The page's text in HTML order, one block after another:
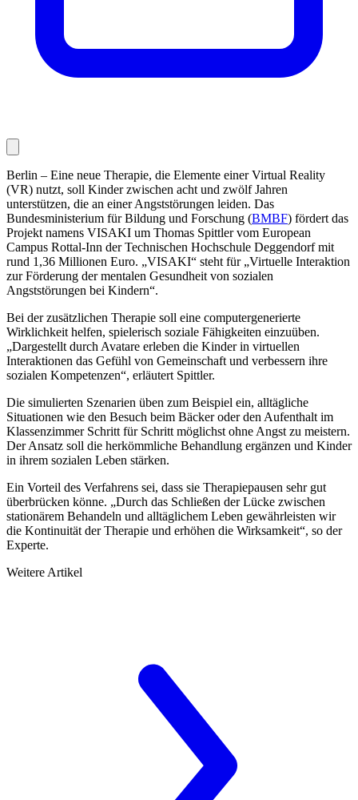
Berlin – Eine neue Therapie, die Elemente einer Virtual Reality
(VR) nutzt, soll Kinder zwischen acht und zwölf Jahren
unterstützen, die an einer Angststörungen leiden. Das
Bundesministerium für Bildung und Forschung (BMBF) fördert das
Projekt namens VISAKI um Thomas Spittler vom European
Campus Rottal-Inn der Technischen Hochschule Deggendorf mit
rund 1,36 Millionen Euro. „VISAKI“ steht für „Virtuelle Interaktion
zur Förderung der mentalen Gesundheit von sozialen
Angststörungen bei Kindern“.
Bei der zusätzlichen Therapie soll eine computergenerierte
Wirklichkeit helfen, spielerisch soziale Fähigkeiten einzuüben.
„Dargestellt durch Avatare erleben die Kinder in virtuellen
Interaktionen das Gefühl von Gemeinschaft und verbessern ihre
sozialen Kompetenzen“, erläutert Spittler.
Die simulierten Szenarien üben zum Beispiel ein, alltägliche
Situationen wie den Besuch beim Bäcker oder den Aufenthalt im
Klassenzimmer Schritt für Schritt möglichst ohne Angst zu meistern.
Der Ansatz soll die herkömmliche Behandlung ergänzen und Kinder
in ihrem sozialen Leben stärken.
Ein Vorteil des Verfahrens sei, dass sie Therapiepausen sehr gut
überbrücken könne. „Durch das Schließen der Lücke zwischen
stationärem Behandeln und alltäglichem Leben gewährleisten wir
die Kontinuität der Therapie und erhöhen die Wirksamkeit“, so der
Experte.
Weitere Artikel